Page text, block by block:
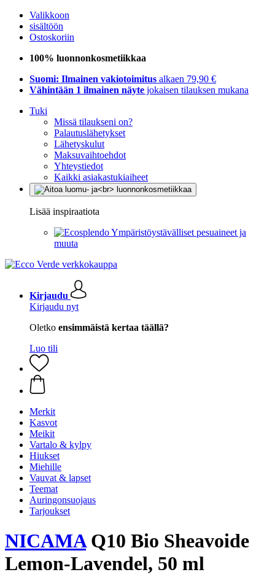
Valikkoon
sisältöön
Ostoskoriin
100% luonnonkosmetiikkaa
Suomi: Ilmainen vakiotoimitus alkaen 79,90 €
Vähintään 1 ilmainen näyte jokaisen tilauksen mukana
Tuki
Missä tilaukseni on?
Palautuslähetykset
Lähetyskulut
Maksuvaihtoehdot
Yhteystiedot
Kaikki asiakastukiaiheet
Lisää inspiraatiota
Ympäristöystävälliset pesuaineet ja
muuta
Kirjaudu
Kirjaudu nyt
Oletko ensimmäistä kertaa täällä?
Luo tili
Merkit
Kasvot
Meikit
Vartalo & kylpy
Hiukset
Miehille
Vauvat & lapset
Teemat
Auringonsuojaus
Tarjoukset
NICAMAQ10 Bio Sheavoide
Lemon-Lavendel, 50 ml